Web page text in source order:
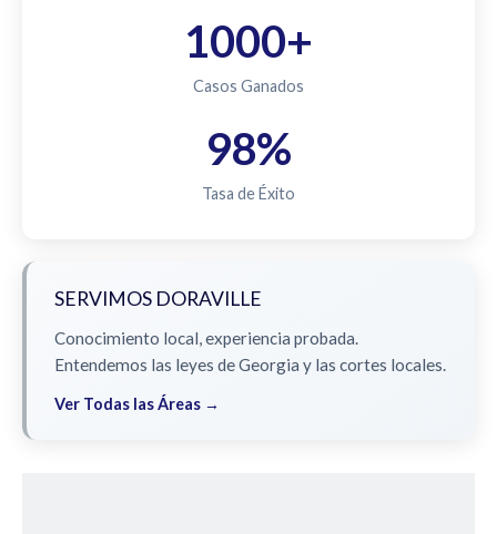
1000+
Casos Ganados
98%
Tasa de Éxito
SERVIMOS DORAVILLE
Conocimiento local, experiencia probada.
Entendemos las leyes de Georgia y las cortes locales.
Ver Todas las Áreas →